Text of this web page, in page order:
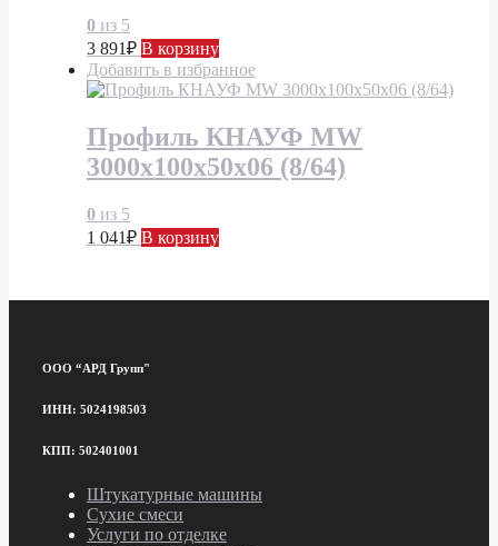
0 из 5
3 891₽ В корзину
Добавить в избранное
Профиль КНАУФ MW
3000х100х50х06 (8/64)
0 из 5
1 041₽ В корзину
ООО “АРД Групп"
ИНН: 5024198503
КПП: 502401001
Штукатурные машины
Сухие смеси
Услуги по отделке